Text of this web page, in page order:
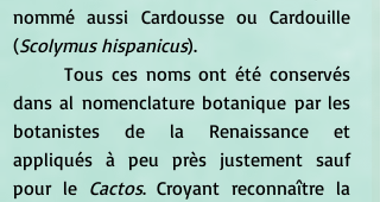
nommé aussi Cardousse ou Cardouille
(Scolymus hispanicus).
dans al nomenclature botanique par les
botanistes de la Renaissance et
appliqués à peu près justement sauf
pour le Cactos. Croyant reconnaître la